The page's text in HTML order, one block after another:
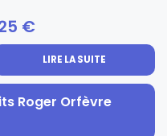
€
LIRE LA SUITE
Roger Orfèvre